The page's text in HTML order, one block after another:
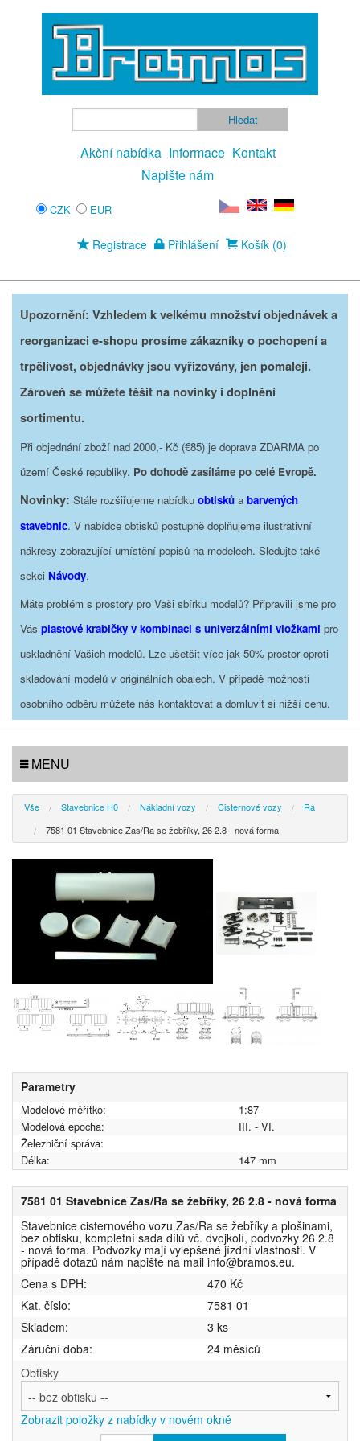
Akční nabídka Informace Kontakt
Napište nám
CZK EUR
Registrace Přihlášení Košík (0)
Upozornění: Vzhledem k velkému množství objednávek a
reorganizaci e-shopu prosíme zákazníky o pochopení a
trpělivost, objednávky jsou vyřizovány, jen pomaleji.
Zároveň se můžete těšit na novinky i doplnění
sortimentu.
Při objednání zboží nad 2000,- Kč (€85) je doprava ZDARMA po
území České republiky. Po dohodě zasíláme po celé Evropě.
Novinky: Stále rozšiřujeme nabídku obtisků a barvených
stavebnic. V nabídce obtisků postupně doplňujeme ilustrativní
nákresy zobrazující umístění popisů na modelech. Sledujte také
sekci Návody.
Máte problém s prostory pro Vaši sbírku modelů? Připravili jsme pro
Vás plastové krabičky v kombinaci s univerzálními vložkami pro
uskladnění Vašich modelů. Lze ušetšit více jak 50% prostor oproti
skladování modelů v originálních obalech. V případě možnosti
osobního odběru můžete nás kontaktovat a domluvit si nižší cenu.
MENU
Vše Stavebnice H0 Nákladní vozy Cisternové vozy
Ra
7581 01 Stavebnice Zas/Ra se žebříky, 26 2.8 - nová forma
Parametry
Modelové měřítko:
1:87
Modelová epocha:
III. - VI.
Železniční správa:
Délka:
147 mm
7581 01 Stavebnice Zas/Ra se žebříky, 26 2.8 - nová forma
Stavebnice cisternového vozu Zas/Ra se žebříky a plošinami,
bez obtisku, kompletní sada dílů vč. dvojkolí, podvozky 26 2.8
- nová forma. Podvozky mají vylepšené jízdní vlastnosti. V
případě dotazů nám napište na mail info@bramos.eu.
Cena s DPH:
470 Kč
Kat. číslo:
7581 01
Skladem:
3 ks
Záruční doba:
24 měsíců
Obtisky
Zobrazit položky z nabídky v novém okně